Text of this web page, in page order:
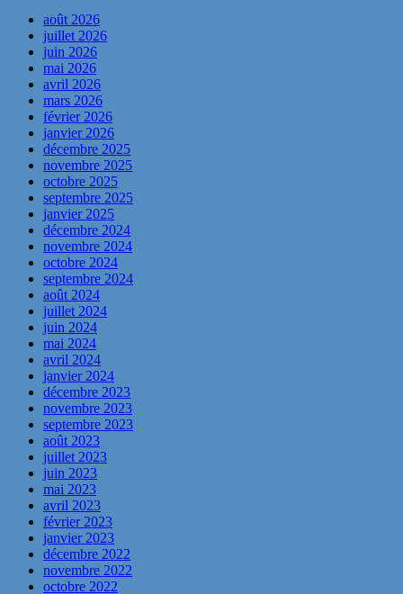
août 2026
juillet 2026
juin 2026
mai 2026
avril 2026
mars 2026
février 2026
janvier 2026
décembre 2025
novembre 2025
octobre 2025
septembre 2025
janvier 2025
décembre 2024
novembre 2024
octobre 2024
septembre 2024
août 2024
juillet 2024
juin 2024
mai 2024
avril 2024
janvier 2024
décembre 2023
novembre 2023
septembre 2023
août 2023
juillet 2023
juin 2023
mai 2023
avril 2023
février 2023
janvier 2023
décembre 2022
novembre 2022
octobre 2022